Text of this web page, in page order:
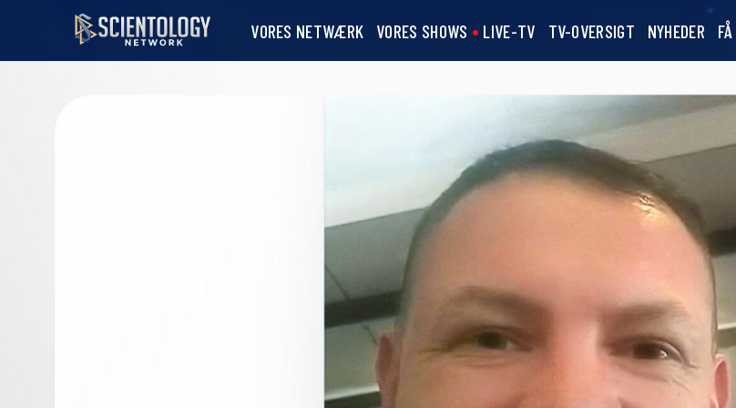
VORES NETWÆRK VORES SHOWS LIVE-TV TV-OVERSIGT NYHEDER FÅ